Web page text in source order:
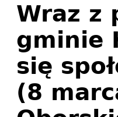
Wraz z
gminie
się
(8